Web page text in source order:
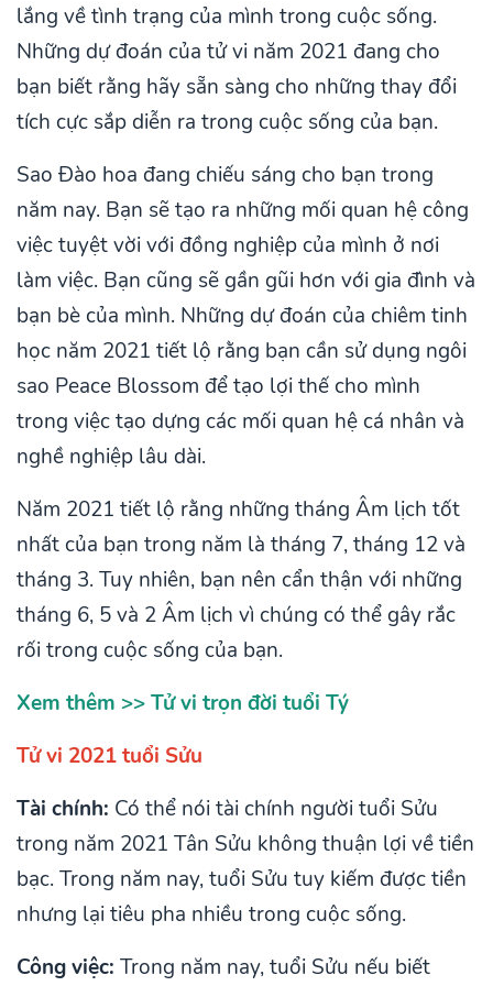
lắng về tình trạng của mình trong cuộc sống.
Những dự đoán của tử vi năm 2021 đang cho
bạn biết rằng hãy sẵn sàng cho những thay đổi
tích cực sắp diễn ra trong cuộc sống của bạn.
Sao Đào hoa đang chiếu sáng cho bạn trong
năm nay. Bạn sẽ tạo ra những mối quan hệ công
việc tuyệt vời với đồng nghiệp của mình ở nơi
làm việc. Bạn cũng sẽ gần gũi hơn với gia đình và
bạn bè của mình. Những dự đoán của chiêm tinh
học năm 2021 tiết lộ rằng bạn cần sử dụng ngôi
sao Peace Blossom để tạo lợi thế cho mình
trong việc tạo dựng các mối quan hệ cá nhân và
nghề nghiệp lâu dài.
Năm 2021 tiết lộ rằng những tháng Âm lịch tốt
nhất của bạn trong năm là tháng 7, tháng 12 và
tháng 3. Tuy nhiên, bạn nên cẩn thận với những
tháng 6, 5 và 2 Âm lịch vì chúng có thể gây rắc
rối trong cuộc sống của bạn.
Xem thêm >>Tử vi trọn đời tuổi Tý
Tử vi 2021 tuổi Sửu
Tài chính: Có thể nói tài chính người tuổi Sửu
trong năm 2021 Tân Sửu không thuận lợi về tiền
bạc. Trong năm nay, tuổi Sửu tuy kiếm được tiền
nhưng lại tiêu pha nhiều trong cuộc sống.
Công việc: Trong năm nay, tuổi Sửu nếu biết